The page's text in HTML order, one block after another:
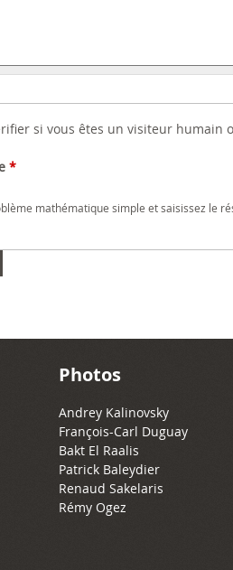
si vous êtes un visiteur
*
mathématique simple et saisissez le
Photos
Andrey Kalinovsky
François-Carl Duguay
Bakt El Raalis
Patrick Baleydier
Renaud Sakelaris
Rémy Ogez